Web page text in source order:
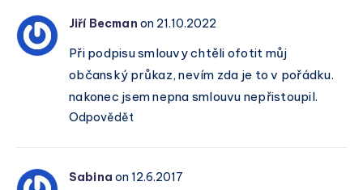
Jiří Becman on 21.10.2022
Při podpisu smlouvy chtěli ofotit můj
občanský průkaz, nevím zda je to v pořádku.
nakonec jsem nepna smlouvu nepřistoupil.
Odpovědět
Sabina on 12.6.2017